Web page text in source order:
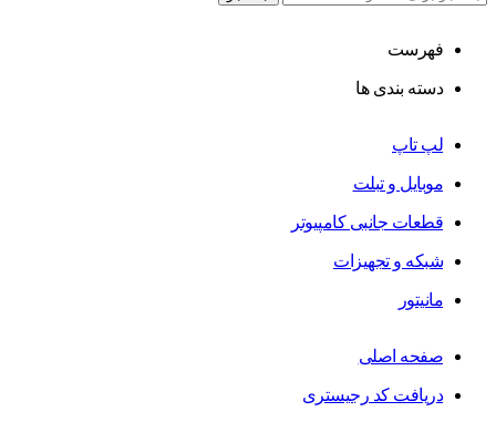
فهرست
دسته بندی ها
لپ تاپ
موبایل و تبلت
قطعات جانبی کامپیوتر
شبکه و تجهیزات
مانیتور
صفحه اصلی
دریافت کد رجیستری